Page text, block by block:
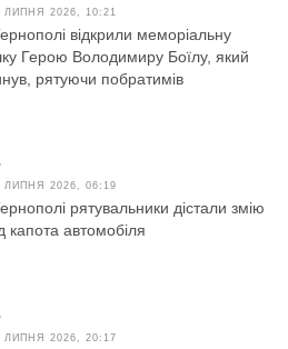
ЛИПНЯ 2026, 10:21
відкрили меморіальну
Герою Володимиру Боїлу, який
рятуючи побратимів
ЛИПНЯ 2026, 06:19
рятувальники дістали змію
капота автомобіля
ЛИПНЯ 2026, 20:17